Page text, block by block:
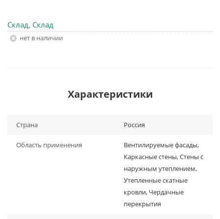
Склад, Склад
Нет в наличии
Характеристики
Страна Россия
Область применения
Вентилируемые фасады,
Каркасные стены, Стены с
наружным утеплением,
Утепленные скатные
кровли, Чердачные
перекрытия